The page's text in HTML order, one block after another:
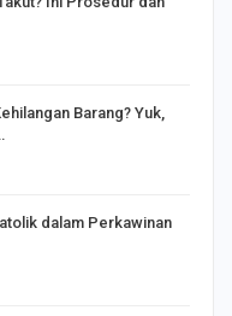
Barang? Yuk,
dalam Perkawinan